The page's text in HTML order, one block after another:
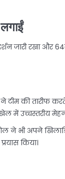
जारी रखा
की तारीफ
में उच्चस्तरीय
ने भी अपने
किया।